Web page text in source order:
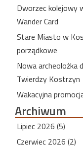
Dworzec kolejowy
Wander Card
Stare Miasto w
porządkowe
Nowa archeolożka
Twierdzy Kostrzyn
Wakacyjna
Archiwum
Lipiec 2026 (5)
Czerwiec 2026 (2)